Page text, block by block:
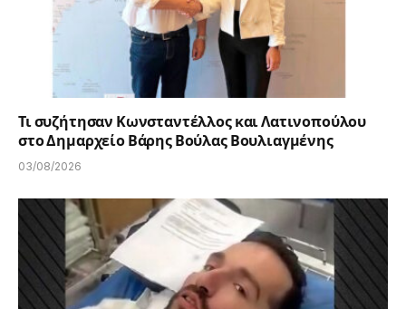
Τι συζήτησαν Κωνσταντέλλος και Λατινοπούλου
στο Δημαρχείο Βάρης Βούλας Βουλιαγμένης
03/08/2026